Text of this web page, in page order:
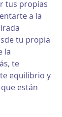
tus propias
a la
tu propia
la
te
equilibrio y
están